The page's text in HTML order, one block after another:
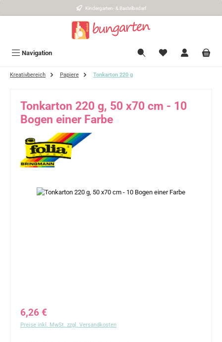
Kindergarten- & Bastelbedarf
Navigation
Kreativbereich Papiere Tonkarton 220 g
Tonkarton 220 g, 50 x70 cm - 10
Bogen einer Farbe
Bildergalerie überspringen
Regulärer Preis:
6,26 €
Preise inkl. MwSt. zzgl. Versandkosten